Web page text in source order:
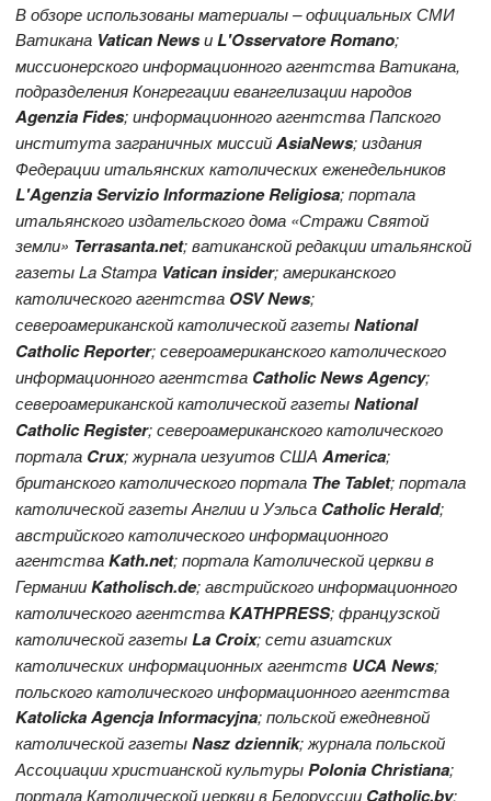
В обзоре использованы материалы – официальных СМИ
Ватикана Vatican NewsиL'Osservatore Romano;
миссионерского информационного агентства Ватикана,
подразделения Конгрегации евангелизации народов
Agenzia Fides; информационного агентства Папского
института заграничных миссийAsiaNews; издания
Федерации итальянских католических еженедельников
L'Agenzia Servizio Informazione Religiosa; портала
итальянского издательского дома «Стражи Святой
земли» Terrasanta.net; ватиканской редакции итальянской
газеты La Stampa Vaticaninsider; американского
католического агентства OSV News;
североамериканской католической газетыNational
Catholic Reporter; североамериканского католического
информационного агентства Catholic News Agency;
североамериканской католической газетыNational
CatholicRegister; североамериканского католического
портала Crux; журнала иезуитов СШАAmerica;
британского католического портала The Tablet; портала
католической газеты Англии и Уэльса Catholic Herald;
австрийского католического информационного
агентстваKath.net; портала Католической церкви в
ГерманииKatholisch.de; австрийского информационного
католического агентстваKATHPRESS; французской
католической газетыLa Croix; сети азиатских
католических информационных агентств UCA News;
польского католического информационного агентства
Katolicka Agencja Informacyjna; польской ежедневной
католической газетыNasz dziennik; журнала польской
Ассоциации христианской культурыPolonia Christiana;
портала Католической церкви в Белоруссии Catholic.by;